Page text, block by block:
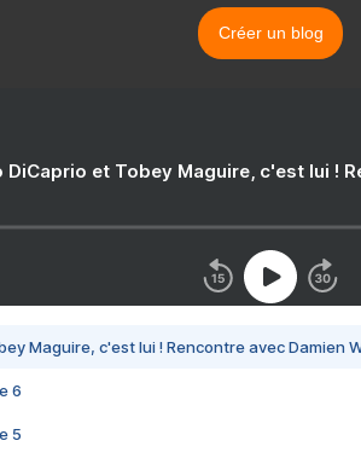
Créer un blog
DiCaprio et Tobey Maguire, c'est lui !
Maguire, c'est lui ! Rencontre avec Damien
6
5